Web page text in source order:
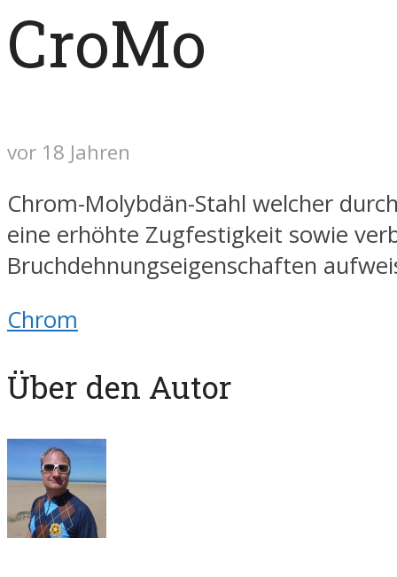
CroMo
vor 18 Jahren
Chrom-Molybdän-Stahl welcher
eine erhöhte Zugfestigkeit sowie
Bruchdehnungseigenschaften
Chrom
Über den Autor